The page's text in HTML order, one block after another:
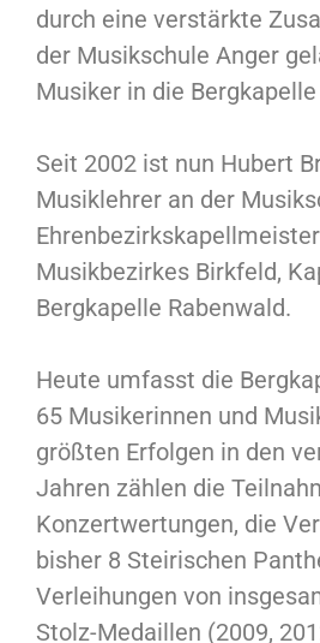
durch eine verstärkte
der Musikschule Anger
Musiker in die
Seit 2002 ist nun Hubert
Musiklehrer an der
Musikbezirkes Birkfeld,
Bergkapelle Rabenwald.
Heute umfasst die
65 Musikerinnen und
größten Erfolgen in den
Jahren zählen die
Konzertwertungen, die
bisher 8 Steirischen
Verleihungen von
Stolz-Medaillen (2009,